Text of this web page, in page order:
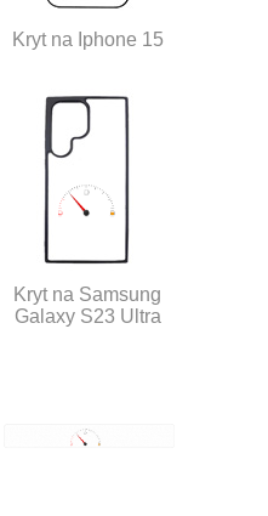
Kryt na Iphone 15
Kryt na Samsung
Galaxy S23 Ultra